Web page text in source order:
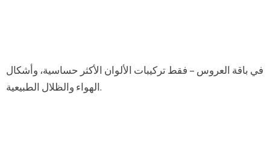
في باقة العروس – فقط تركيبات الألوان الأكثر حساسية، وأشكال
الهواء والظلال الطبيعية.